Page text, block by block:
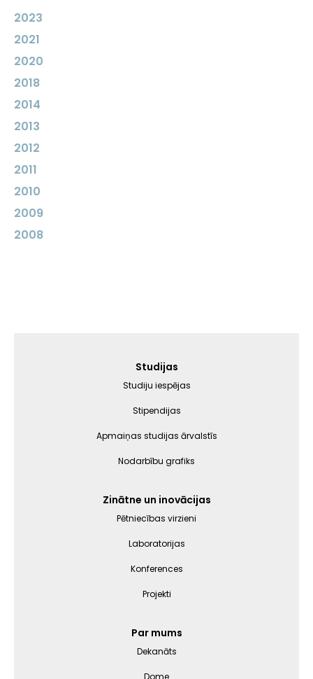
2023
2021
2020
2018
2014
2013
2012
2011
2010
2009
2008
Studijas
Studiju iespējas
Stipendijas
Apmaiņas studijas ārvalstīs
Nodarbību grafiks
Zinātne un inovācijas
Pētniecības virzieni
Laboratorijas
Konferences
Projekti
Par mums
Dekanāts
Dome